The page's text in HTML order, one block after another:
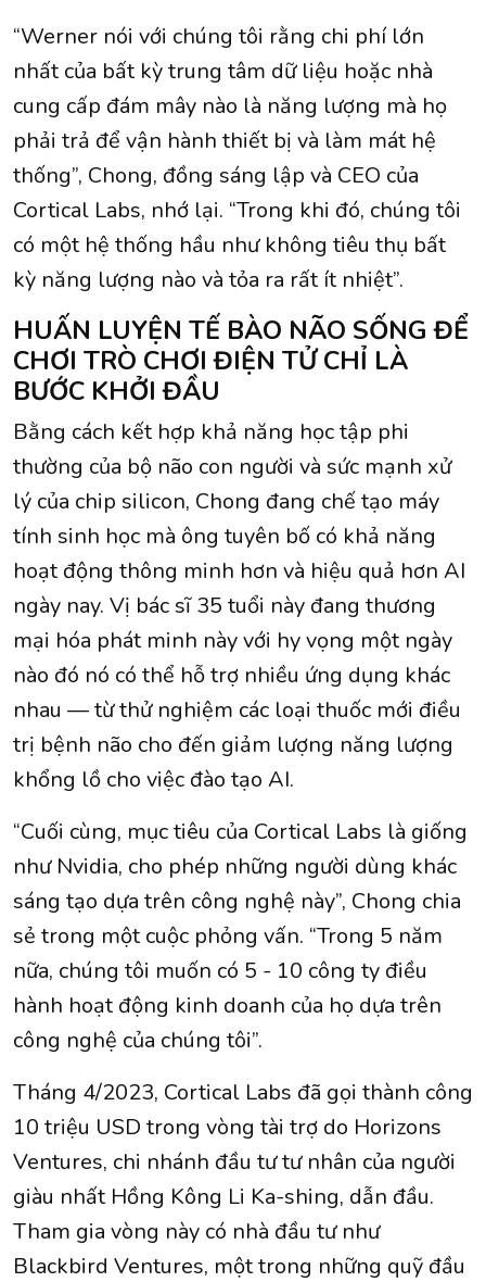
“Werner nói với chúng tôi rằng chi phí lớn
nhất của bất kỳ trung tâm dữ liệu hoặc nhà
cung cấp đám mây nào là năng lượng mà họ
phải trả để vận hành thiết bị và làm mát hệ
thống”, Chong, đồng sáng lập và CEO của
Cortical Labs, nhớ lại. “Trong khi đó, chúng tôi
có một hệ thống hầu như không tiêu thụ bất
kỳ năng lượng nào và tỏa ra rất ít nhiệt”.
HUẤN LUYỆN TẾ BÀO NÃO SỐNG ĐỂ
CHƠI TRÒ CHƠI ĐIỆN TỬ CHỈ LÀ
BƯỚC KHỞI ĐẦU
Bằng cách kết hợp khả năng học tập phi
thường của bộ não con người và sức mạnh xử
lý của chip silicon, Chong đang chế tạo máy
tính sinh học mà ông tuyên bố có khả năng
hoạt động thông minh hơn và hiệu quả hơn AI
ngày nay. Vị bác sĩ 35 tuổi này đang thương
mại hóa phát minh này với hy vọng một ngày
nào đó nó có thể hỗ trợ nhiều ứng dụng khác
nhau — từ thử nghiệm các loại thuốc mới điều
trị bệnh não cho đến giảm lượng năng lượng
khổng lồ cho việc đào tạo AI.
“Cuối cùng, mục tiêu của Cortical Labs là giống
như Nvidia, cho phép những người dùng khác
sáng tạo dựa trên công nghệ này”, Chong chia
sẻ trong một cuộc phỏng vấn. “Trong 5 năm
nữa, chúng tôi muốn có 5 - 10 công ty điều
hành hoạt động kinh doanh của họ dựa trên
công nghệ của chúng tôi”.
Tháng 4/2023, Cortical Labs đã gọi thành công
10 triệu USD trong vòng tài trợ do Horizons
Ventures, chi nhánh đầu tư tư nhân của người
giàu nhất Hồng Kông Li Ka-shing, dẫn đầu.
Tham gia vòng này có nhà đầu tư như
Blackbird Ventures, một trong những quỹ đầu